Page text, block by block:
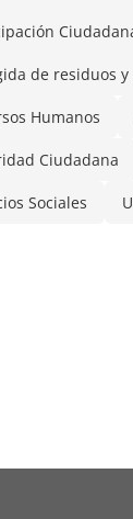
de residuos
Humanos
Ciudadana
Sociales